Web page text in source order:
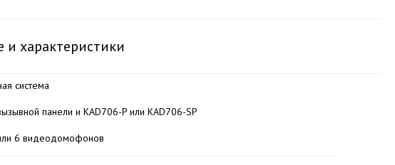
и характеристики
система
панели и KAD706-P или KAD706-SP
6 видеодомофонов